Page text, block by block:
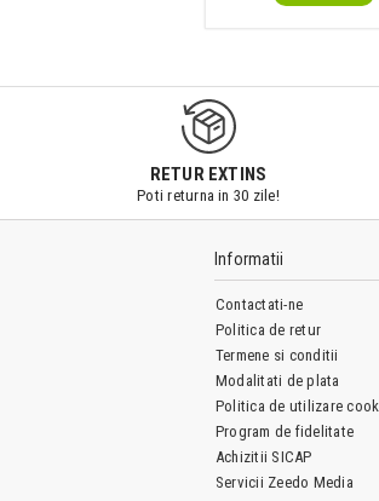
RETUR EXTINS
Poti returna in 30 zile!
Informatii
Contactati-ne
Politica de retur
Termene si conditii
Modalitati de plata
Politica de utilizare
Program de fidelitate
Achizitii SICAP
Servicii Zeedo Media